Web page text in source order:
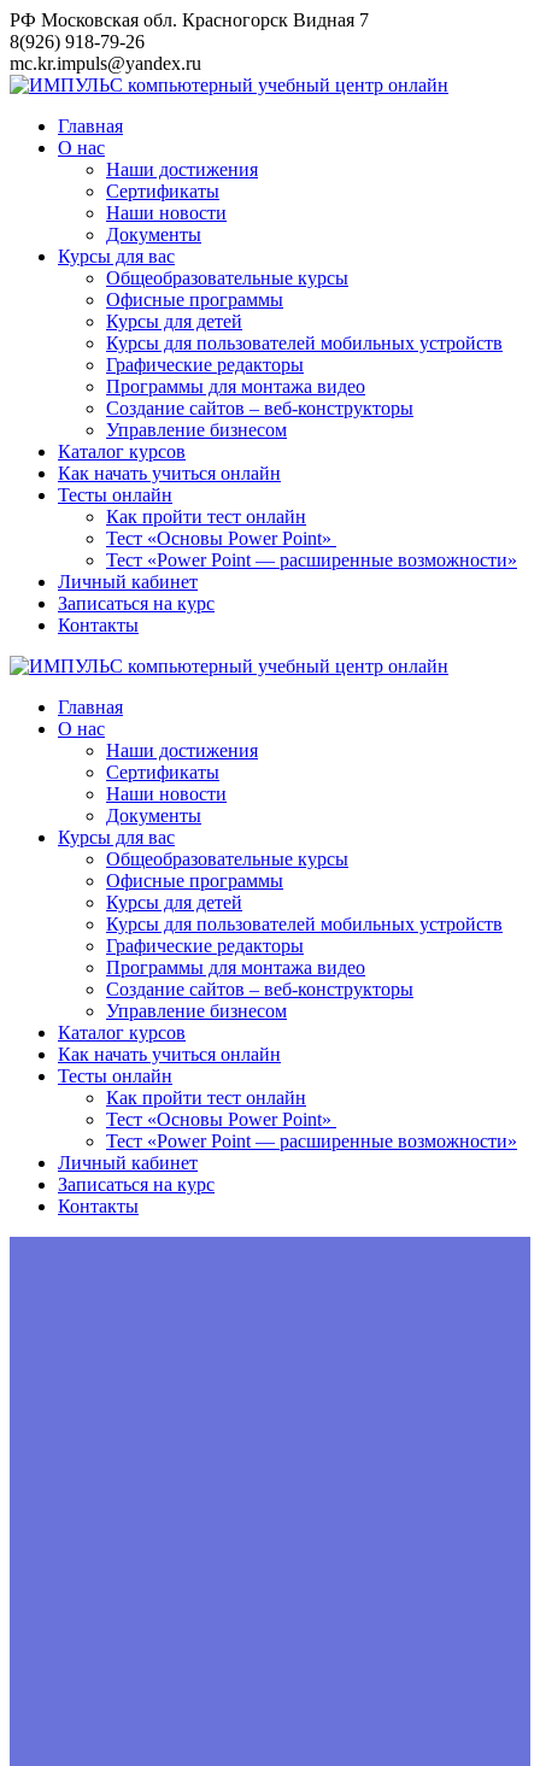
Перейти
к
контенту
РФ Московская обл. Красногорск Видная 7
8(926) 918-79-26
mc.kr.impuls@yandex.ru
Главная
О нас
Наши достижения
Сертификаты
Наши новости
Документы
Курсы для вас
Общеобразовательные курсы
Офисные программы
Курсы для детей
Курсы для пользователей мобильных устройств
Графические редакторы
Программы для монтажа видео
Создание сайтов – веб-конструкторы
Управление бизнесом
Каталог курсов
Как начать учиться онлайн
Тесты онлайн
Как пройти тест онлайн
Тест «Основы Power Point»
Тест «Power Point — расширенные возможности»
Личный кабинет
Записаться на курс
Контакты
Главная
О нас
Наши достижения
Сертификаты
Наши новости
Документы
Курсы для вас
Общеобразовательные курсы
Офисные программы
Курсы для детей
Курсы для пользователей мобильных устройств
Графические редакторы
Программы для монтажа видео
Создание сайтов – веб-конструкторы
Управление бизнесом
Каталог курсов
Как начать учиться онлайн
Тесты онлайн
Как пройти тест онлайн
Тест «Основы Power Point»
Тест «Power Point — расширенные возможности»
Личный кабинет
Записаться на курс
Контакты